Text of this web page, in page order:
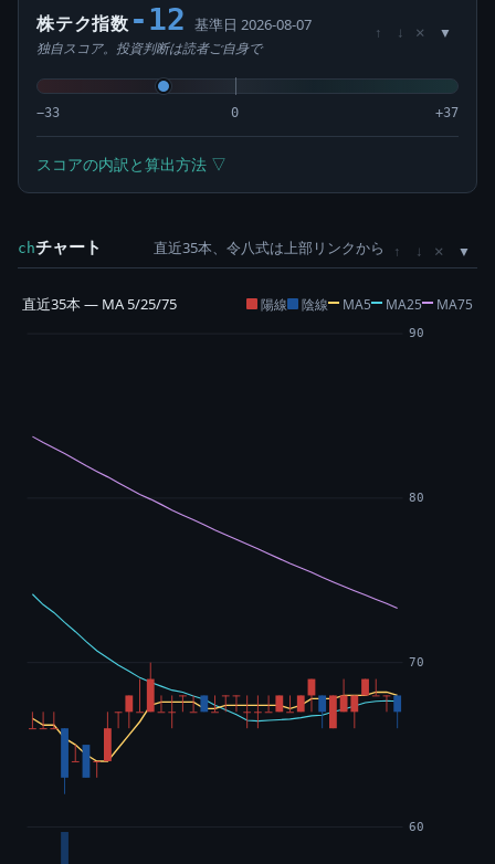
株テク指数 -12 基準日 2026-08-07
独自スコア。投資判断は読者ご自身で
↑ ↓ ×
−33 0 +37
スコアの内訳と算出方法 ▽
chチャート 直近35本、令八式は上部リンクから ↑ ↓ ×
直近35本 — MA 5/25/75 陽線 陰線 MA5 MA25 MA75
60
70
80
90